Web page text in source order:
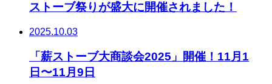
ストーブ祭りが盛大に開催されました！
2025.10.03
「薪ストーブ大商談会2025」開催！11月1
日〜11月9日